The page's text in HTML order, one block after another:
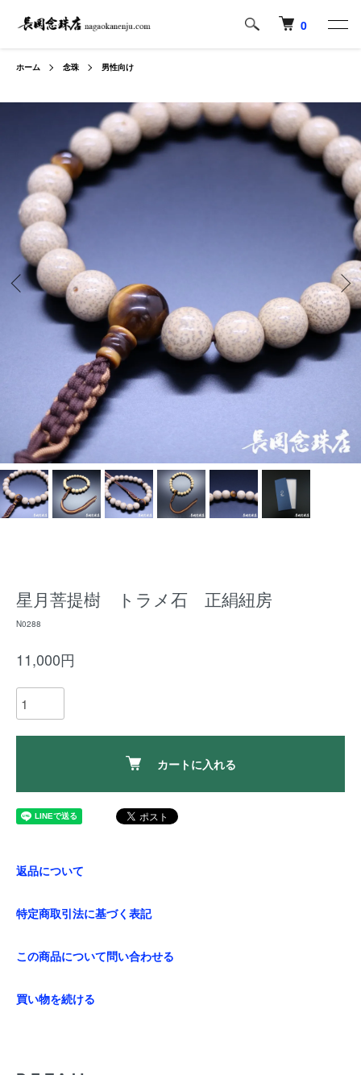
0
ホーム 念珠 男性向け
星月菩提樹 トラメ石 正絹紐房
N0288
11,000円
カートに入れる
返品について
特定商取引法に基づく表記
この商品について問い合わせる
買い物を続ける